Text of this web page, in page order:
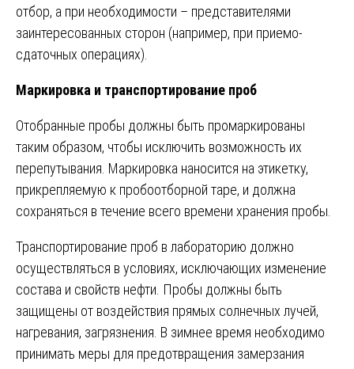
отбор, а при необходимости – представителями
заинтересованных сторон (например, при приемо-
сдаточных операциях).
Маркировка и транспортирование проб
Отобранные пробы должны быть промаркированы
таким образом, чтобы исключить возможность их
перепутывания. Маркировка наносится на этикетку,
прикрепляемую к пробоотборной таре, и должна
сохраняться в течение всего времени хранения пробы.
Транспортирование проб в лабораторию должно
осуществляться в условиях, исключающих изменение
состава и свойств нефти. Пробы должны быть
защищены от воздействия прямых солнечных лучей,
нагревания, загрязнения. В зимнее время необходимо
принимать меры для предотвращения замерзания